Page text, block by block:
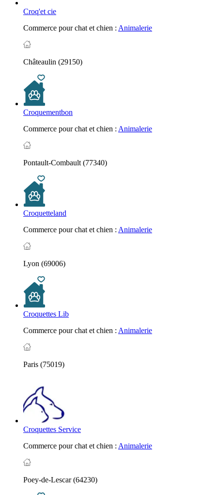
Croq'et cie
Commerce pour chat et chien : Animalerie
Châteaulin (29150)
Croquementbon
Commerce pour chat et chien : Animalerie
Pontault-Combault (77340)
Croquetteland
Commerce pour chat et chien : Animalerie
Lyon (69006)
Croquettes Lib
Commerce pour chat et chien : Animalerie
Paris (75019)
Croquettes Service
Commerce pour chat et chien : Animalerie
Poey-de-Lescar (64230)